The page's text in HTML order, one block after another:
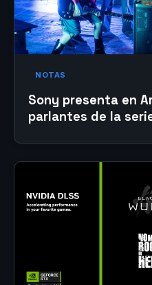
NOTAS
Sony presenta en
parlantes de la serie